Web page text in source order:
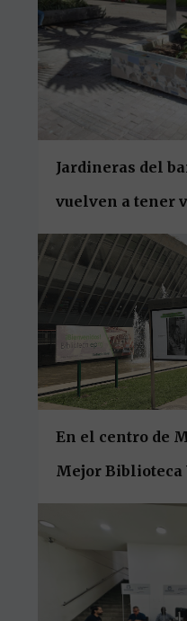
Jardineras del
vuelven a tener
En el centro de
Mejor Biblioteca